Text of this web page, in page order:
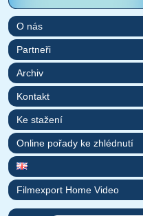
O nás
Partneři
Archiv
Kontakt
Ke stažení
Online pořady ke zhlédnutí
Filmexport Home Video